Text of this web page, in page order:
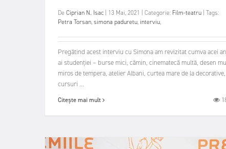
De Ciprian N. Isac 13 Mai, 2021 Categorie: Film-teatru Tags:
Petra Torsan,simona paduretu, interviu,
Pregătind acest interviu cu Simona am revizitat cumva acei
ai studenției – burse mici, cămin, cinematecă multă, desen
miros de tempera, atelier Albani, curtea mare de la decorative,
cursuri ...
Citește mai mult